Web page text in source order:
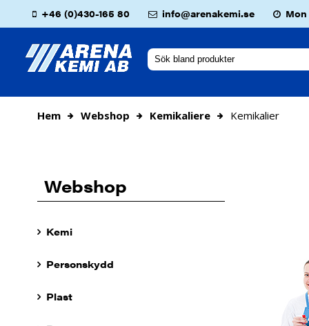
+46 (0)430-165 80 info@arenakemi.se
Hem Webshop Kemikaliere Kemikalier
Webshop
Kemi
Personskydd
Plast